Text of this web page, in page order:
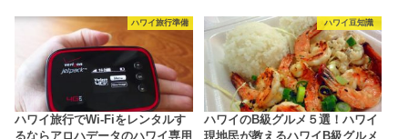
ハワイ旅行準備
ハワイ旅行でWi-Fiをレンタルす
るならアロハデータのハワイ専用
ハワイ豆知識
ハワイのB級グルメ５選！ハワイ
現地民が教えるハワイB級グルメ